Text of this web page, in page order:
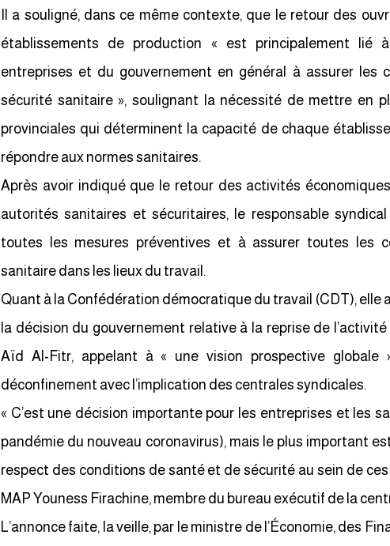
Il a souligné, dans ce même contexte, que le retour des
établissements de production « est principalement lié
entreprises et du gouvernement en général à assurer les
sécurité sanitaire », soulignant la nécessité de mettre en
provinciales qui déterminent la capacité de chaque
répondre aux normes sanitaires.
Après avoir indiqué que le retour des activités
autorités sanitaires et sécuritaires, le responsable
toutes les mesures préventives et à assurer toutes les
sanitaire dans les lieux du travail.
Quant à la Confédération démocratique du travail (CDT), elle
la décision du gouvernement relative à la reprise de
Aïd Al-Fitr, appelant à « une vision prospective
déconfinement avec l’implication des centrales syndicales.
« C’est une décision importante pour les entreprises et les
pandémie du nouveau coronavirus), mais le plus important
respect des conditions de santé et de sécurité au sein de ces
MAP Youness Firachine, membre du bureau exécutif de la
L’annonce faite, la veille, par le ministre de l’Économie, des